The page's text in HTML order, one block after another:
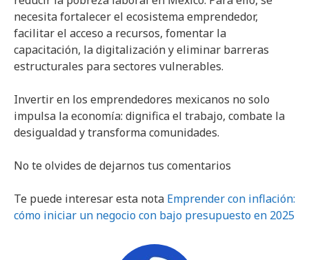
necesita fortalecer el ecosistema emprendedor,
facilitar el acceso a recursos, fomentar la
capacitación, la digitalización y eliminar barreras
estructurales para sectores vulnerables.
Invertir en los emprendedores mexicanos no solo
impulsa la economía: dignifica el trabajo, combate la
desigualdad y transforma comunidades.
No te olvides de dejarnos tus comentarios
Te puede interesar esta nota Emprender con inflación:
cómo iniciar un negocio con bajo presupuesto en 2025